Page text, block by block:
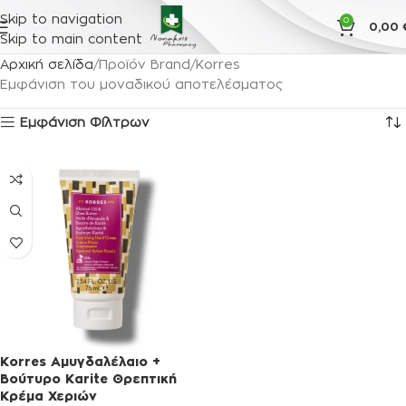
Skip to navigation
Skip to main content
0
0,00
Αρχική σελίδα Προϊόν Brand Korres
Εμφάνιση του μοναδικού αποτελέσματος
Εμφάνιση Φίλτρων
Korres Αμυγδαλέλαιο +
Βούτυρο Karite Θρεπτική
Κρέμα Χεριών